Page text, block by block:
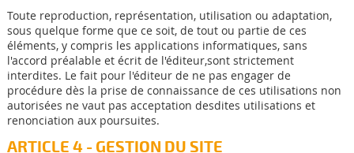
Toute reproduction, représentation, utilisation ou adaptation,
sous quelque forme que ce soit, de tout ou partie de ces
éléments, y compris les applications informatiques, sans
l'accord préalable et écrit de l'éditeur,sont strictement
interdites. Le fait pour l'éditeur de ne pas engager de
procédure dès la prise de connaissance de ces utilisations non
autorisées ne vaut pas acceptation desdites utilisations et
renonciation aux poursuites.
ARTICLE 4 - GESTION DU SITE